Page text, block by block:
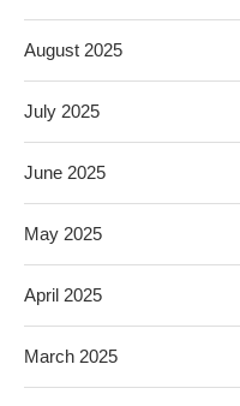
August 2025
July 2025
June 2025
May 2025
April 2025
March 2025